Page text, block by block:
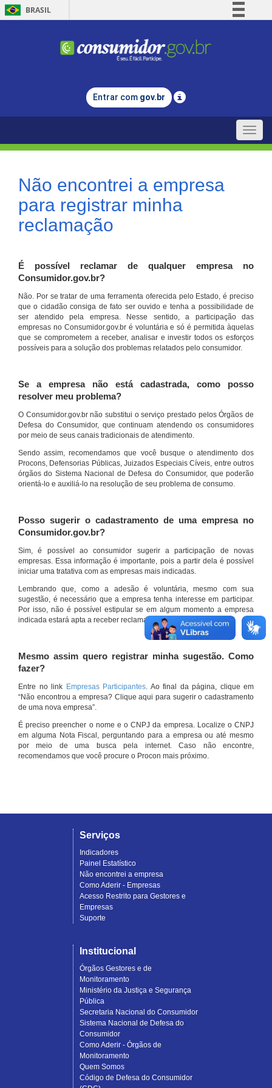
BRASIL
Comunica BR
Legislação
Entrar com gov.br
Toggle
Não encontrei a empresa
para registrar minha
reclamação
É possível reclamar de qualquer empresa no
Consumidor.gov.br?
Não. Por se tratar de uma ferramenta oferecida pelo Estado, é preciso
que o cidadão consiga de fato ser ouvido e tenha a possibilidade de
ser atendido pela empresa. Nesse sentido, a participação das
empresas no Consumidor.gov.br é voluntária e só é permitida àquelas
que se comprometem a receber, analisar e investir todos os esforços
possíveis para a solução dos problemas relatados pelo consumidor.
Se a empresa não está cadastrada, como posso
resolver meu problema?
O Consumidor.gov.br não substitui o serviço prestado pelos Órgãos de
Defesa do Consumidor, que continuam atendendo os consumidores
por meio de seus canais tradicionais de atendimento.
Sendo assim, recomendamos que você busque o atendimento dos
Procons, Defensorias Públicas, Juizados Especiais Cíveis, entre outros
órgãos do Sistema Nacional de Defesa do Consumidor, que poderão
orientá-lo e auxiliá-lo na resolução de seu problema de consumo.
Posso sugerir o cadastramento de uma empresa no
Consumidor.gov.br?
Sim, é possível ao consumidor sugerir a participação de novas
empresas. Essa informação é importante, pois a partir dela é possível
iniciar uma tratativa com as empresas mais indicadas.
Lembrando que, como a adesão é voluntária, mesmo com sua
sugestão, é necessário que a empresa tenha interesse em participar.
Por isso, não é possível estipular se em algum momento a empresa
indicada estará apta a receber reclamações por meio do site.
Mesmo assim quero registrar minha sugestão. Como
fazer?
Entre no link Empresas Participantes. Ao final da página, clique em
“Não encontrou a empresa? Clique aqui para sugerir o cadastramento
de uma nova empresa”.
É preciso preencher o nome e o CNPJ da empresa. Localize o CNPJ
em alguma Nota Fiscal, perguntando para a empresa ou até mesmo
por meio de uma busca pela internet. Caso não encontre,
recomendamos que você procure o Procon mais próximo.
Serviços
Indicadores
Painel Estatístico
Não encontrei a empresa
Como Aderir - Empresas
Acesso Restrito para Gestores e
Empresas
Suporte
Institucional
Órgãos Gestores e de
Monitoramento
Ministério da Justiça e Segurança
Pública
Secretaria Nacional do Consumidor
Sistema Nacional de Defesa do
Consumidor
Como Aderir - Órgãos de
Monitoramento
Quem Somos
Código de Defesa do Consumidor